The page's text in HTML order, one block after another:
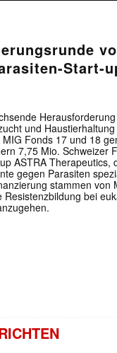
Start-
und
Fonds 17 und 18
7,75 Mio. Schweizer
ASTRA Therapeutics,
gegen Parasiten
stammen von
bei